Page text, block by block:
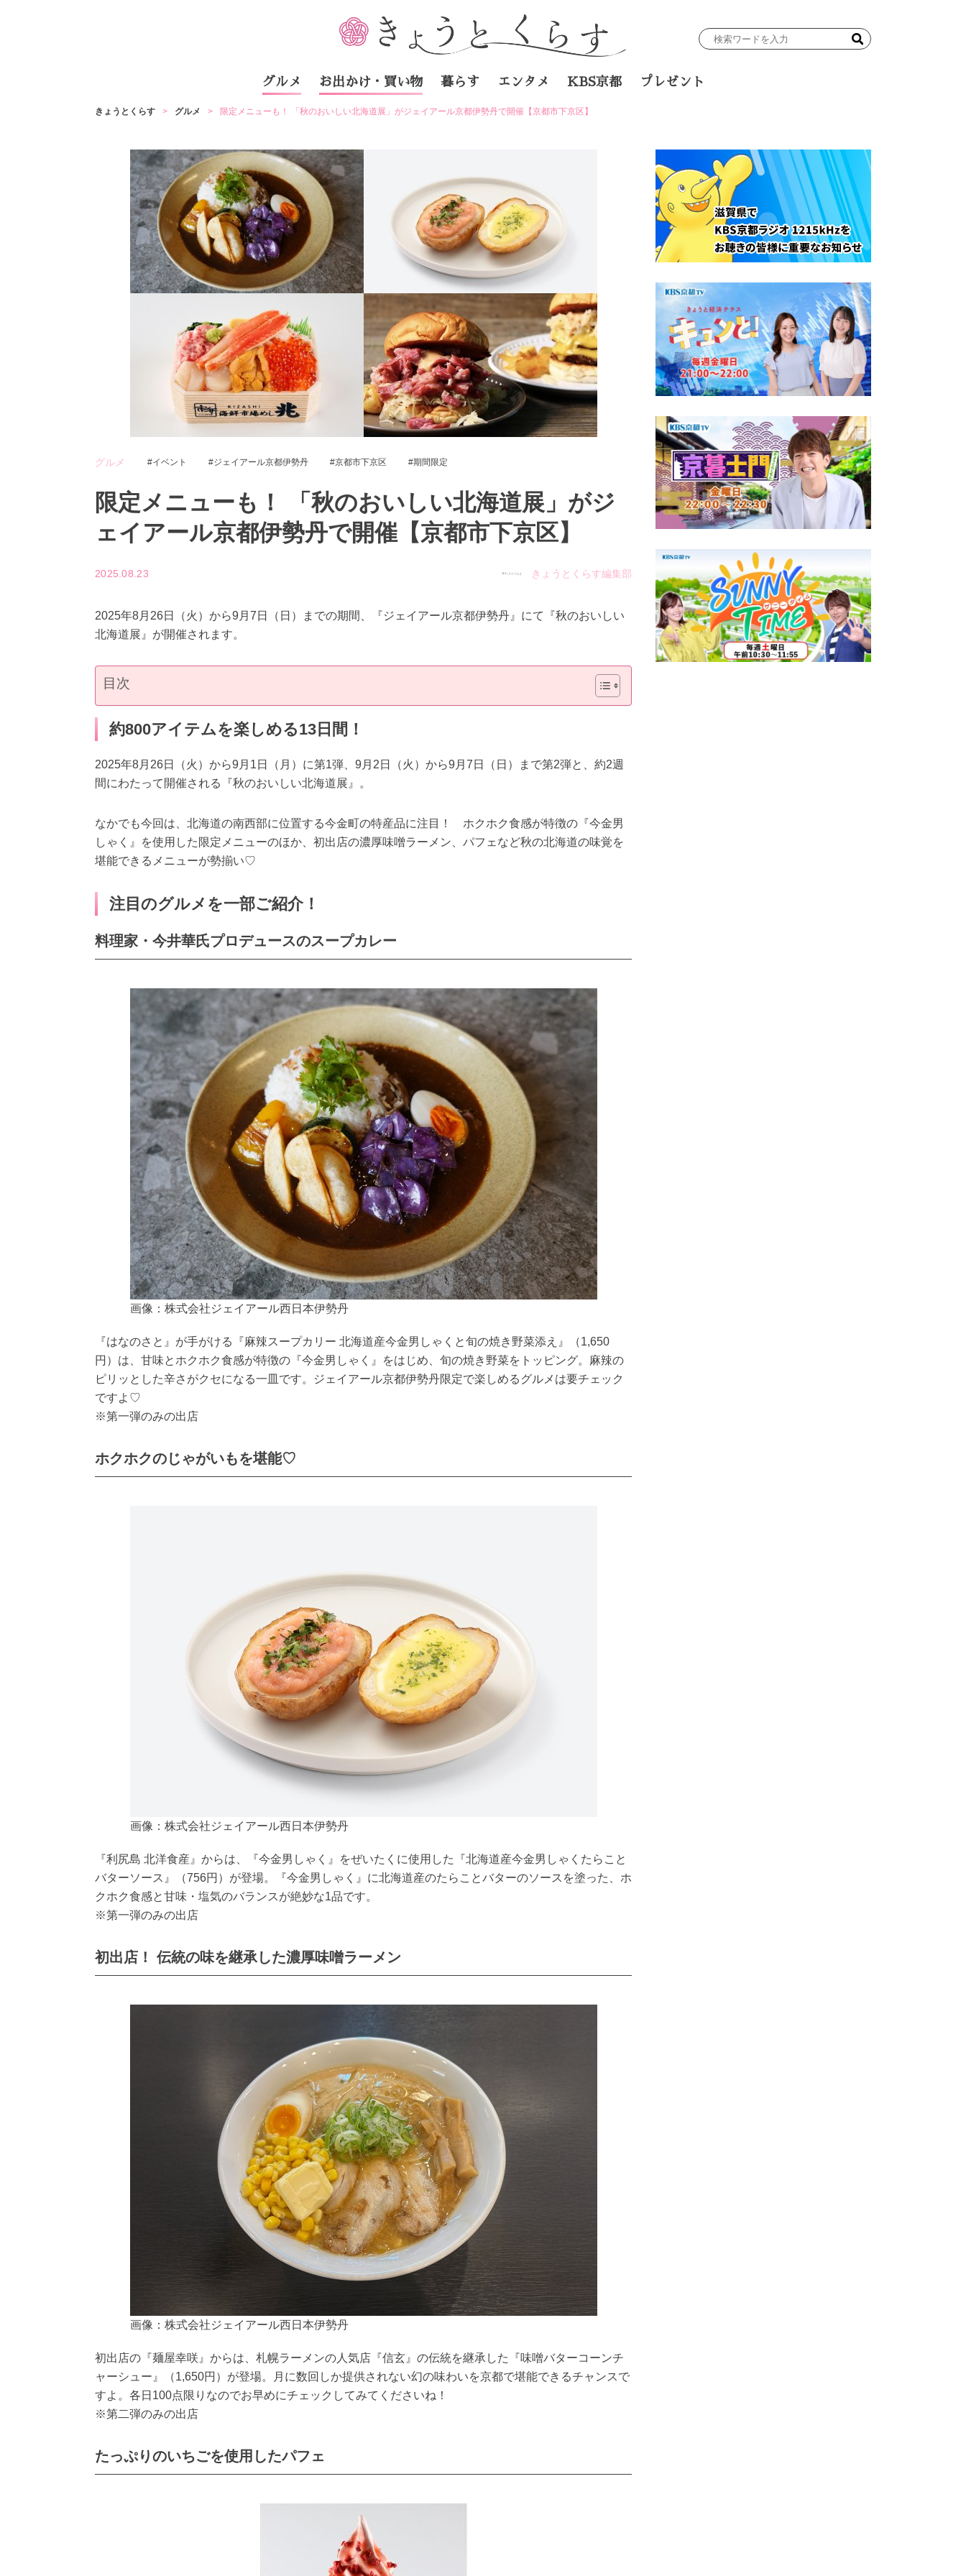
検
力
グルメ お出かけ・買い物 暮らす エンタメ KBS京都 プレゼント
きょうとくらす グルメ 限定メニューも！ 「秋のおいしい北海道展」がジェイアール京都伊勢丹で開催【京都市下京区】
グルメ イベント ジェイアール京都伊勢丹 京都市下京区 期間限定
限定メニューも！ 「秋のおいしい北海道展」がジ
ェイアール京都伊勢丹で開催【京都市下京区】
2025.08.23 きょうとくらす編集部
2025年8月26日（火）から9月7日（日）までの期間、『ジェイアール京都伊勢丹』にて『秋のおいしい
北海道展』が開催されます。
目次
約800アイテムを楽しめる13日間！
2025年8月26日（火）から9月1日（月）に第1弾、9月2日（火）から9月7日（日）まで第2弾と、約2週
間にわたって開催される『秋のおいしい北海道展』。
なかでも今回は、北海道の南西部に位置する今金町の特産品に注目！ ホクホク食感が特徴の『今金男
しゃく』を使用した限定メニューのほか、初出店の濃厚味噌ラーメン、パフェなど秋の北海道の味覚を
堪能できるメニューが勢揃い♡
注目のグルメを一部ご紹介！
料理家・今井華氏プロデュースのスープカレー
画像：株式会社ジェイアール西日本伊勢丹
『はなのさと』が手がける『麻辣スープカリー 北海道産今金男しゃくと旬の焼き野菜添え』（1,650
円）は、甘味とホクホク食感が特徴の『今金男しゃく』をはじめ、旬の焼き野菜をトッピング。麻辣の
ピリッとした辛さがクセになる一皿です。ジェイアール京都伊勢丹限定で楽しめるグルメは要チェック
ですよ♡
※第一弾のみの出店
ホクホクのじゃがいもを堪能♡
画像：株式会社ジェイアール西日本伊勢丹
『利尻島 北洋食産』からは、『今金男しゃく』をぜいたくに使用した『北海道産今金男しゃくたらこと
バターソース』（756円）が登場。『今金男しゃく』に北海道産のたらことバターのソースを塗った、ホ
クホク食感と甘味・塩気のバランスが絶妙な1品です。
※第一弾のみの出店
初出店！ 伝統の味を継承した濃厚味噌ラーメン
画像：株式会社ジェイアール西日本伊勢丹
初出店の『麺屋幸咲』からは、札幌ラーメンの人気店『信玄』の伝統を継承した『味噌バターコーンチ
ャーシュー』（1,650円）が登場。月に数回しか提供されない幻の味わいを京都で堪能できるチャンスで
すよ。各日100点限りなのでお早めにチェックしてみてくださいね！
※第二弾のみの出店
たっぷりのいちごを使用したパフェ